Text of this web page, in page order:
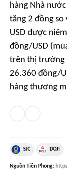
hàng Nhà
tăng 2 đồng so
USD được
đồng/USD
trên thị trường
26.360 đồng/
hàng thương
SJC DOJI
Nguồn Tiền Phong: